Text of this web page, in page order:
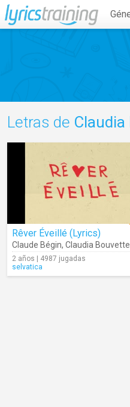
Letras de
Rêver Éveillé (Lyrics)
Claude Bégin, Claudia Bouvette
2 años | 4987 jugadas
selvatica